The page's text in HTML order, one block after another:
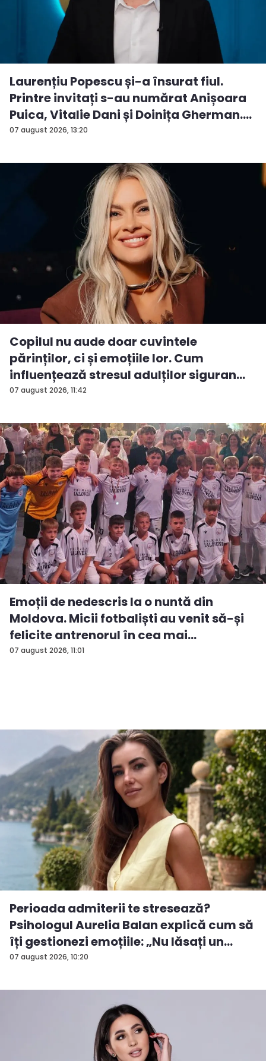
07 august 2026, 13:20
Laurențiu Popescu și-a însurat fiul.
Printre invitați s-au numărat Anișoara
Puica, Vitalie Dani și Doinița Gherman.
P...
07 august 2026, 11:42
Copilul nu aude doar cuvintele
părinților, ci și emoțiile lor. Cum
influențează stresul adulților siguran...
07 august 2026, 11:01
Emoții de nedescris la o nuntă din
Moldova. Micii fotbaliști au venit să-și
felicite antrenorul în cea mai
importan...
07 august 2026, 10:20
Perioada admiterii te stresează?
Psihologul Aurelia Balan explică cum să
îți gestionezi emoțiile: „Nu lăsați un
rezu...